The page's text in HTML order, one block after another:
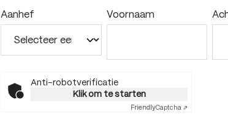
Aanhef Voornaam
Anti-robotverificatie
Klik om te starten
FriendlyCaptcha ⇗